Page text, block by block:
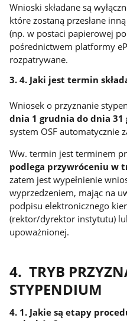
Wnioski składane są
które zostaną przesłane
(np. w postaci papierowej
pośrednictwem platformy
rozpatrywane.
3. 4. Jaki jest termin
Wniosek o przyznanie
dnia 1 grudnia do dnia 31
system OSF automatycznie
Ww. termin jest terminem
podlega przywróceniu w
zatem jest wypełnienie
wyprzedzeniem, mając na
podpisu elektronicznego
(rektor/dyrektor instytutu)
upoważnionej.
4. TRYB
STYPENDIUM
4. 1. Jakie są etapy